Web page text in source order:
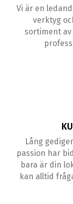
Vi är en
verktyg
sortiment
Lång
passion har
bara är din
kan alltid